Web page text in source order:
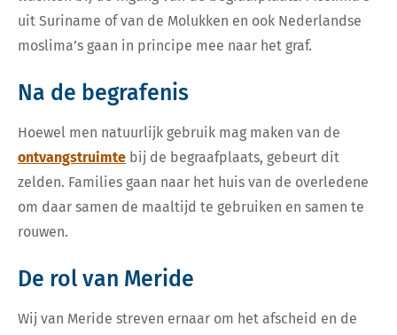
uit Suriname of van de Molukken en ook Nederlandse
moslima’s gaan in principe mee naar het graf.
Na de begrafenis
Hoewel men natuurlijk gebruik mag maken van de
ontvangstruimte bij de begraafplaats, gebeurt dit
zelden. Families gaan naar het huis van de overledene
om daar samen de maaltijd te gebruiken en samen te
rouwen.
De rol van Meride
Wij van Meride streven ernaar om het afscheid en de